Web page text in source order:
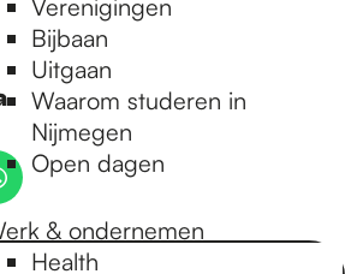
Verenigingen
Bijbaan
Uitgaan
Waarom studeren in
Nijmegen
Open dagen
& ondernemen
Health